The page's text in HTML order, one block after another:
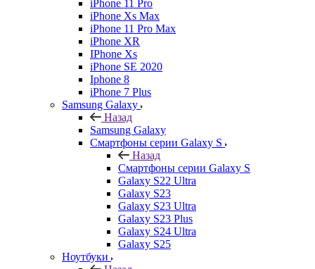
iPhone 11 Pro
iPhone Xs Max
iPhone 11 Pro Max
iPhone XR
IPhone Xs
iPhone SE 2020
Iphone 8
iPhone 7 Plus
Samsung Galaxy
Назад
Samsung Galaxy
Смартфоны серии Galaxy S
Назад
Смартфоны серии Galaxy S
Galaxy S22 Ultra
Galaxy S23
Galaxy S23 Ultra
Galaxy S23 Plus
Galaxy S24 Ultra
Galaxy S25
Ноутбуки